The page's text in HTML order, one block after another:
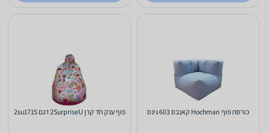
כורסת פוף Hochman קאנבס 603 גינס פוף ענק חד קרן 2SurpriseU דגם 2su1715